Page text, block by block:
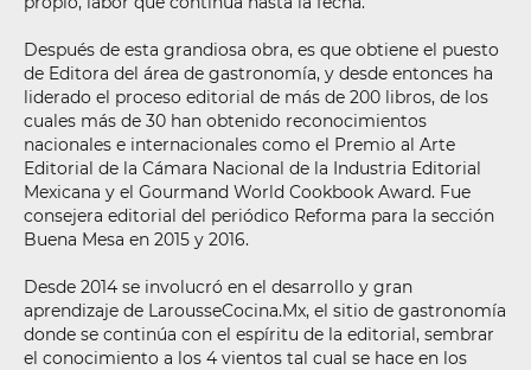
Después de esta grandiosa obra, es que obtiene el puesto
de Editora del área de gastronomía, y desde entonces ha
liderado el proceso editorial de más de 200 libros, de los
cuales más de 30 han obtenido reconocimientos
nacionales e internacionales como el Premio al Arte
Editorial de la Cámara Nacional de la Industria Editorial
Mexicana y el Gourmand World Cookbook Award. Fue
consejera editorial del periódico Reforma para la sección
Buena Mesa en 2015 y 2016.
Desde 2014 se involucró en el desarrollo y gran
aprendizaje de LarousseCocina.Mx, el sitio de gastronomía
donde se continúa con el espíritu de la editorial, sembrar
el conocimiento a los 4 vientos tal cual se hace en los